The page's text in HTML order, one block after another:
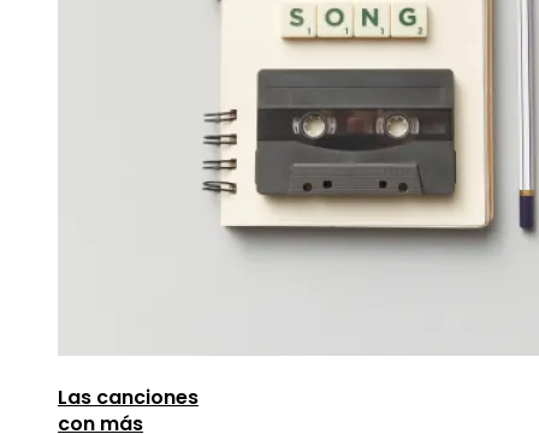
Las canciones
con más